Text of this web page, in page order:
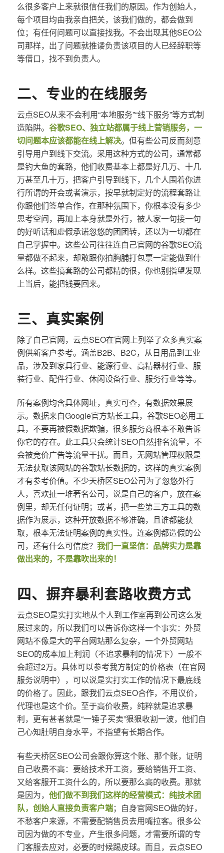
么很多客户上来就很信任我们的原因。作为创始人，
每个项目均由我亲自把关，该我们做的，都会做到
位；有任何问题可以直接找我。不会出现其他SEO公
司那样，出了问题就推诿负责该项目的人已经辞职等
等借口，找不到负责人。
二、专业的在线服务
云点SEO从来不会利用“本地服务”“线下服务”等方式制
造陷阱。 谷歌SEO、独立站都属于线上营销服务，一
切问题本应该都能在线上解决。但有些公司反而刻意
引导用户到线下交流。采用这种方式的公司，通常都
是钓大鱼的套路，他们收费基本上都是好几万、十几
万甚至几十万，把客户引导到线下，几个人围着你进
行所谓的开会或者演示，按早就制定好的流程套路让
你跟他们签单合作，在那种氛围下，你根本没有多少
思考空间，再加上本身就是外行，被人家一句接一句
的好听话和虚假承诺忽悠的团团转，还以为一切都在
自己掌握中。这些公司往往连自己官网的谷歌SEO流
量都做不起来，却敢跟你拍胸脯打包票一定能做到什
么样。这些搞套路的公司都精的很，你也别指望发现
上当后，能把钱要回来。
三、真实案例
除了自己官网，云点SEO在官网上列举了众多真实案
例供新客户参考。涵盖B2B、B2C，从日用品到工业
品，涉及到家具行业、能源行业、高精器材行业、服
装行业、配件行业、休闲设备行业、服务行业等等。
所有案例均含具体网址，真实可查，有数据效果展
示。数据来自Google官方站长工具，谷歌SEO必用工
具，不要再被假数据欺骗，很多服务商根本不敢告诉
你它的存在。此工具只会统计SEO自然排名流量，不
会被竞价广告等流量干扰。而且，无网站管理权限是
无法获取该网站的谷歌站长数据的，这样的真实案例
才有参考价值。不少天桥区SEO公司为了忽悠外行
人，喜欢扯一堆著名公司，说是自己的客户，放在案
例里，却无任何证明；或者，把一些第三方工具的数
据作为展示，这种开放数据不够准确，且谁都能获
取，根本无法证明案例的真实性。连案例都造假的公
司，还有什么可信度？ 我们一直坚信：品牌实力是靠
做出来的，不是靠吹出来的！
四、摒弃暴利套路收费方式
云点SEO是实打实地从个人到工作室再到公司这么发
展过来的，所以我们可以告诉你这样一个事实：外贸
网站不像是大的平台网站那么复杂，一个外贸网站
SEO的成本加上利润（不追求暴利的情况下）一般不
会超过2万。具体可以参考我方制定的价格表（在官网
服务说明中），可以说是实打实工作的情况下最底线
的价格了。因此，跟我们云点SEO合作，不用议价，
代理也是这个价。至于高价收费，纯粹就是追求暴
利，更有甚者就是“一锤子买卖”狠狠收割一波，他们自
己心知肚明自身水平，不指望有长期合作。
有些天桥区SEO公司会跟你算这个账、那个账，证明
自己收费不高：要给技术开工资，要给销售开工资、
又给客服开工资什么的，所以要那么高的收费。那就
是因为， 他们做不到我们这样的经营模式：纯技术团
队，创始人直接负责客户端；自身官网SEO做的好，
不愁客户来源，不需要配销售员去用嘴拉客。很多公
司因为做的不专业，产生很多问题，才需要所谓的专
门客服去应对，必要的时候踢皮球。而且，云点SEO